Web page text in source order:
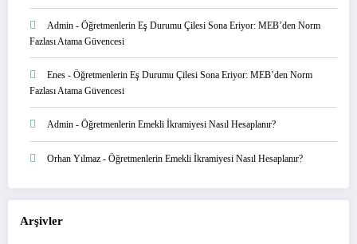
Admin - Öğretmenlerin Eş Durumu Çilesi Sona Eriyor: MEB’den Norm
Fazlası Atama Güvencesi
Enes - Öğretmenlerin Eş Durumu Çilesi Sona Eriyor: MEB’den Norm
Fazlası Atama Güvencesi
Admin - Öğretmenlerin Emekli İkramiyesi Nasıl Hesaplanır?
Orhan Yılmaz - Öğretmenlerin Emekli İkramiyesi Nasıl Hesaplanır?
Arşivler